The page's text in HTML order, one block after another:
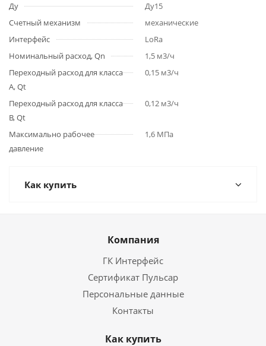
Ду
Ду15
Счетный механизм
механические
Интерфейс
LoRa
Номинальный расход, Qn
1,5 м3/ч
Переходный расход для класса
A, Qt
0,15 м3/ч
Переходный расход для класса
B, Qt
0,12 м3/ч
Максимально рабочее
давление
1,6 МПа
Как купить
Компания
ГК Интерфейс
Сертификат Пульсар
Персональные данные
Контакты
Как купить